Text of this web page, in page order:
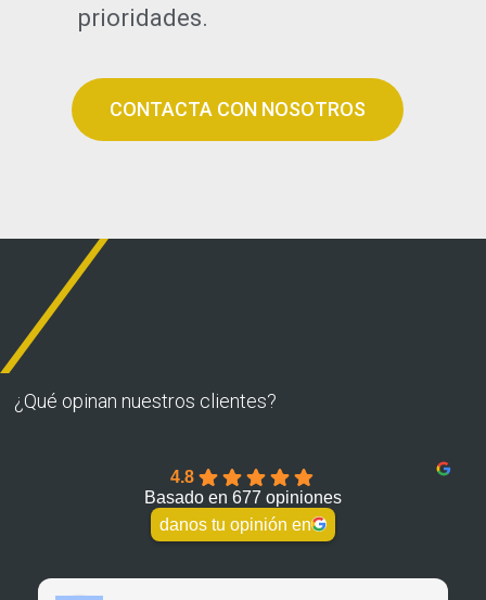
prioridades.
CONTACTA CON NOSOTROS
¿Qué opinan nuestros clientes?
4.8
Basado en 677 opiniones
danos tu opinión en